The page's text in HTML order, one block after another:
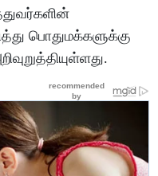
பொதுமக்களுக்கு